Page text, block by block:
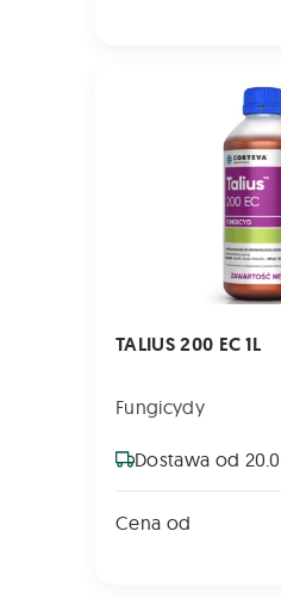
TALIUS 200 EC 1L
Fungicydy
Dostawa od
Cena od